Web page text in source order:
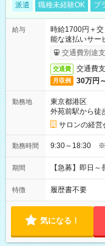
派遣 職種未経験OK ブ
給与
時給1700円＋
能な速払いサー
交通費別途
交通費 交通費
月収例 30万円～
勤務地
東京都港区
外苑前駅から徒
サロンの経営
勤務時間 9:30～18:30 ※
期間 【急募】即日
特徴 履歴書不要
気になる！